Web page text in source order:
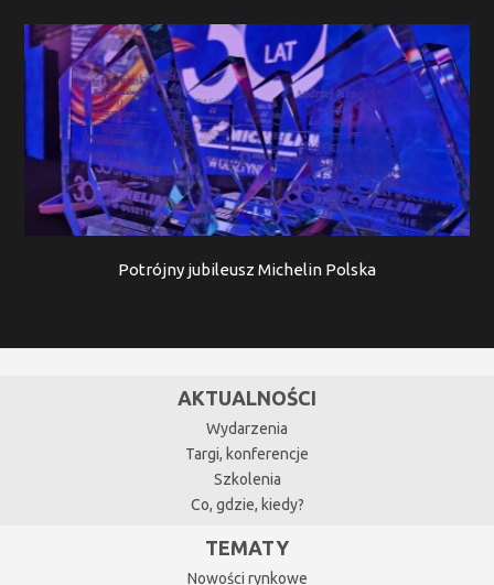
Potrójny jubileusz Michelin Polska
AKTUALNOŚCI
Wydarzenia
Targi, konferencje
Szkolenia
Co, gdzie, kiedy?
TEMATY
Nowości rynkowe